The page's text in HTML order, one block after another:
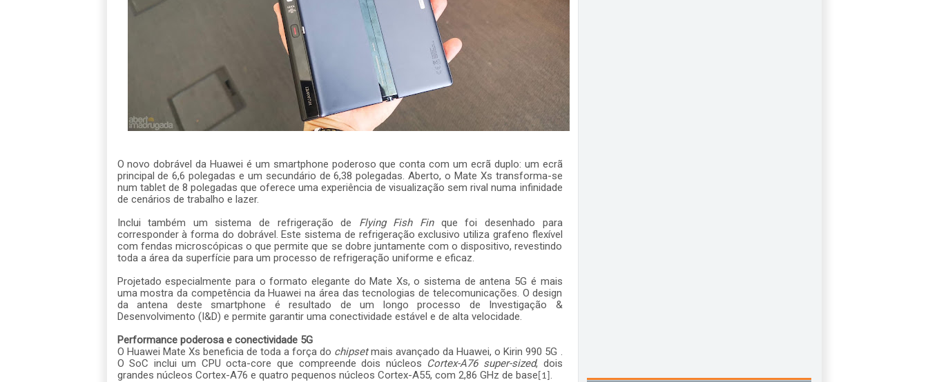
O novo dobrável da Huawei é um smartphone poderoso que conta com um ecrã duplo: um ecrã
principal de 6,6 polegadas e um secundário de 6,38 polegadas. Aberto, o Mate Xs transforma-se
num tablet de 8 polegadas que oferece uma experiência de visualização sem rival numa infinidade
de cenários de trabalho e lazer.
Inclui também um sistema de refrigeração de Flying Fish Finque foi desenhado para
corresponder à forma do dobrável.Este sistema de refrigeração exclusivo utiliza grafeno flexível
com fendas microscópicas o que permite que se dobre juntamente com o dispositivo, revestindo
toda a área da superfície para um processo de refrigeração uniforme e eficaz.
Projetado especialmente para o formato elegante do Mate Xs, o sistema de antena 5G é mais
uma mostra da competência da Huawei na área das tecnologias de telecomunicações. O design
da antena deste smartphone é resultado de um longo processo de Investigação &
Desenvolvimento (I&D) e permite garantir uma conectividade estável e de alta velocidade.
Performance poderosa e conectividade 5G
O Huawei Mate Xs beneficia de toda a força do chipsetmais avançado da Huawei, o Kirin 990 5G .
O SoC inclui um CPUocta-coreque compreende dois núcleos Cortex-A76 super-sized, dois
grandes núcleos Cortex-A76 e quatro pequenos núcleos Cortex-A55, com 2,86 GHz de base [1] .